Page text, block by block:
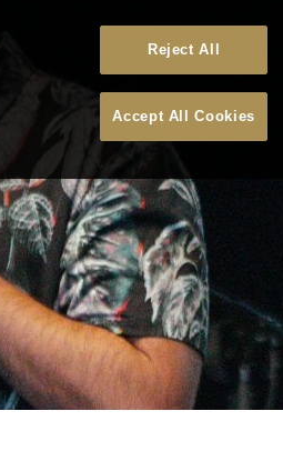
Reject All
Accept All Cookies